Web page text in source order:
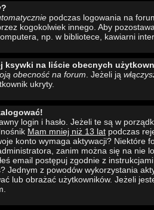
podczas logowania na
kogokolwiek innego. Aby
np. w bibliotece, kawiarni
ksywki na liście obecnych
obecność na forum . Jeżeli ją
ukryty.
login i hasło. Jeżeli te są w
Mam mniej niż 13 lat podczas
konto wymaga aktywacji? Niektóre
zanim można się na nie
email postępuj zgodnie z
Jednym z powodów wykorzystania
lub obrażać użytkowników. Jeżeli